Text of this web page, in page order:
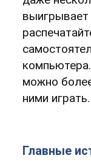
выигрывает
можно
ними играть.
Главные